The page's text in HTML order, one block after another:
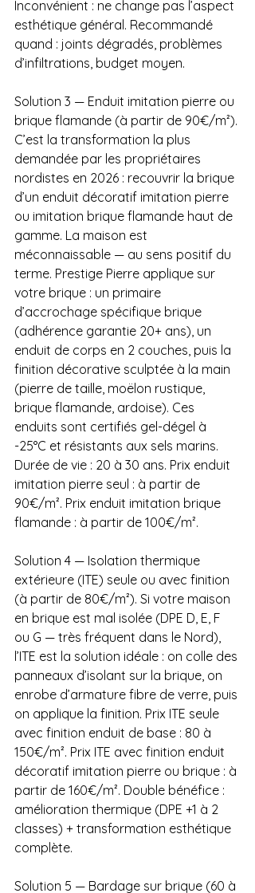
Inconvénient : ne change pas l’aspect
esthétique général. Recommandé
quand : joints dégradés, problèmes
d’infiltrations, budget moyen.
Solution 3 — Enduit imitation pierre ou
brique flamande (à partir de 90€/m²).
C’est la transformation la plus
demandée par les propriétaires
nordistes en 2026 : recouvrir la brique
d’un enduit décoratif imitation pierre
ou imitation brique flamande haut de
gamme. La maison est
méconnaissable — au sens positif du
terme. Prestige Pierre applique sur
votre brique : un primaire
d’accrochage spécifique brique
(adhérence garantie 20+ ans), un
enduit de corps en 2 couches, puis la
finition décorative sculptée à la main
(pierre de taille, moëlon rustique,
brique flamande, ardoise). Ces
enduits sont certifiés gel-dégel à
-25°C et résistants aux sels marins.
Durée de vie : 20 à 30 ans. Prix enduit
imitation pierre seul : à partir de
90€/m². Prix enduit imitation brique
flamande : à partir de 100€/m².
Solution 4 — Isolation thermique
extérieure (ITE) seule ou avec finition
(à partir de 80€/m²). Si votre maison
en brique est mal isolée (DPE D, E, F
ou G — très fréquent dans le Nord),
l’ITE est la solution idéale : on colle des
panneaux d’isolant sur la brique, on
enrobe d’armature fibre de verre, puis
on applique la finition. Prix ITE seule
avec finition enduit de base : 80 à
150€/m². Prix ITE avec finition enduit
décoratif imitation pierre ou brique : à
partir de 160€/m². Double bénéfice :
amélioration thermique (DPE +1 à 2
classes) + transformation esthétique
complète.
Solution 5 — Bardage sur brique (60 à